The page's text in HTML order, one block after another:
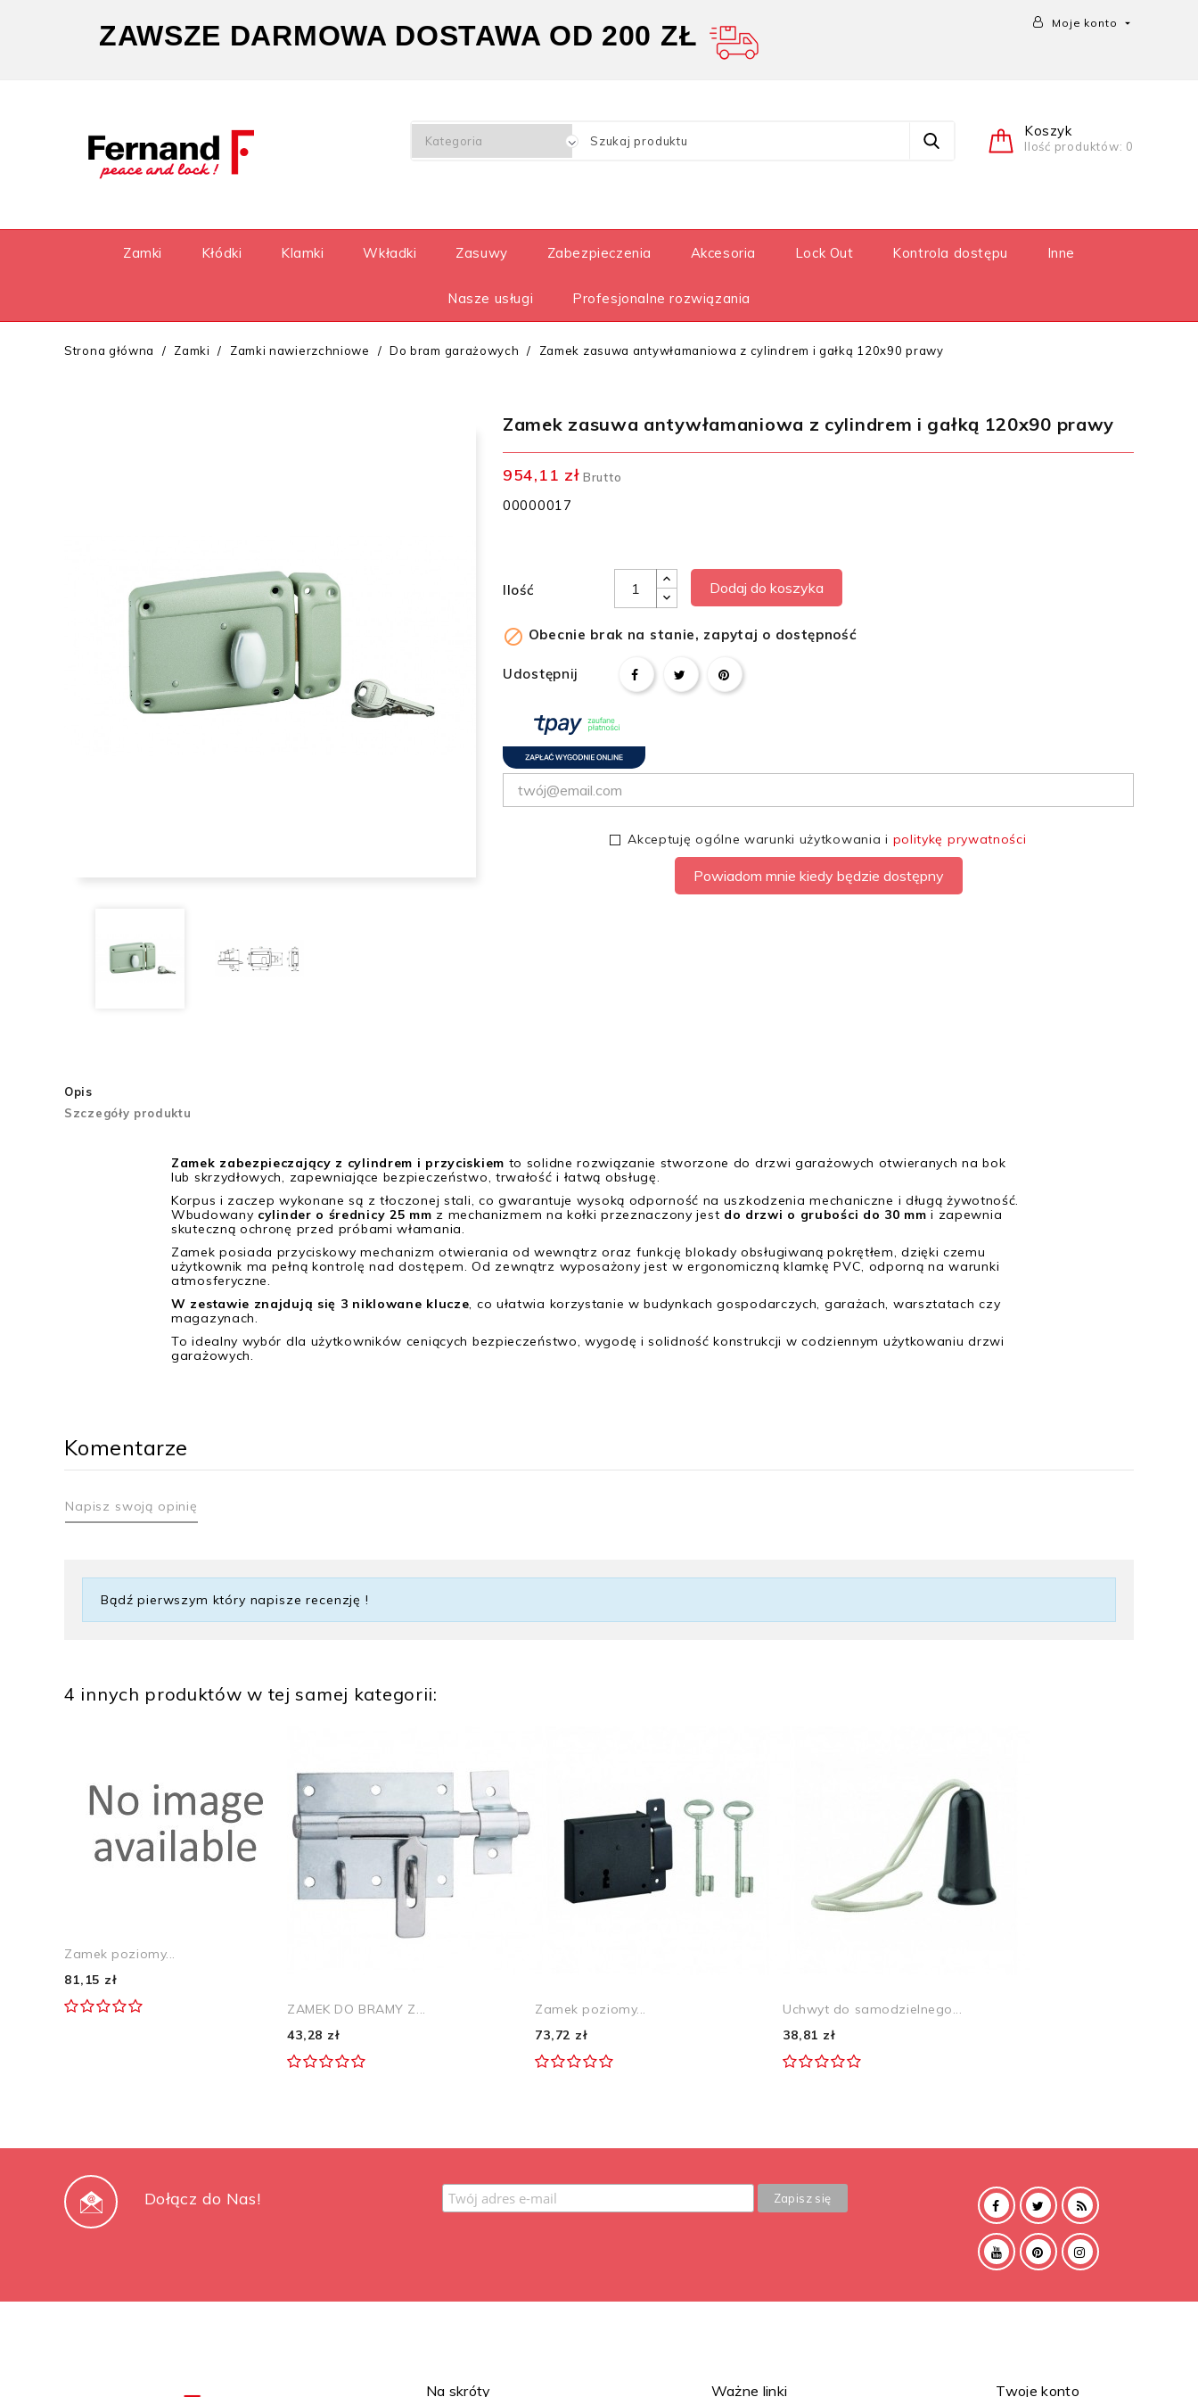
Moje konto 
ZAWSZE DARMOWA DOSTAWA OD 200 ZŁ
Koszyk
Ilość produktów: 0
Zamki Kłódki Klamki Wkładki Zasuwy Zabezpieczenia Akcesoria Lock Out Kontrola dostępu Inne
Nasze usługi Profesjonalne rozwiązania
Strona główna Zamki Zamki nawierzchniowe Do bram garażowych Zamek zasuwa antywłamaniowa z cylindrem i gałką 120x90 prawy
Zamek zasuwa antywłamaniowa z cylindrem i gałką 120x90 prawy
954,11 zł Brutto
00000017
Ilość Dodaj do koszyka
 Obecnie brak na stanie, zapytaj o dostępność
Udostępnij
Akceptuję ogólne warunki użytkowania i politykę prywatności
Powiadom mnie kiedy będzie dostępny
Opis
Szczegóły produktu
Zamek zabezpieczający z cylindrem i przyciskiem to solidne rozwiązanie stworzone do drzwi garażowych otwieranych na bok
lub skrzydłowych, zapewniające bezpieczeństwo, trwałość i łatwą obsługę.
Korpus i zaczep wykonane są z tłoczonej stali, co gwarantuje wysoką odporność na uszkodzenia mechaniczne i długą żywotność.
Wbudowany cylinder o średnicy 25 mm z mechanizmem na kołki przeznaczony jest do drzwi o grubości do 30 mm i zapewnia
skuteczną ochronę przed próbami włamania.
Zamek posiada przyciskowy mechanizm otwierania od wewnątrz oraz funkcję blokady obsługiwaną pokrętłem, dzięki czemu
użytkownik ma pełną kontrolę nad dostępem. Od zewnątrz wyposażony jest w ergonomiczną klamkę PVC, odporną na warunki
atmosferyczne.
W zestawie znajdują się 3 niklowane klucze, co ułatwia korzystanie w budynkach gospodarczych, garażach, warsztatach czy
magazynach.
To idealny wybór dla użytkowników ceniących bezpieczeństwo, wygodę i solidność konstrukcji w codziennym użytkowaniu drzwi
garażowych.
Komentarze
Napisz swoją opinię
Bądź pierwszym który napisze recenzję !
4 innych produktów w tej samej kategorii:
Zamek poziomy...
81,15 zł
ZAMEK DO BRAMY Z...
43,28 zł
Zamek poziomy...
73,72 zł
Uchwyt do samodzielnego...
38,81 zł
Dołącz do Nas!
Na skróty Ważne linki Twoje konto